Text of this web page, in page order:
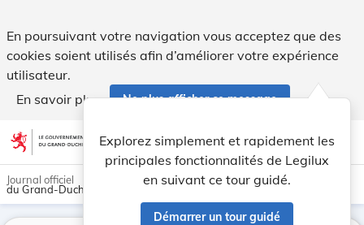
En poursuivant votre navigation vous acceptez que des
cookies soient utilisés afin d’améliorer votre expérience
utilisateur.
En savoir plus
Ne plus afficher ce message
Aller au contenu account_circle help Aide
Explorez simplement et rapidement les
principales fonctionnalités de Legilux
en suivant ce tour guidé.
Démarrer un tour guidé
light_mode dark_mode
Journal officiel
du Grand-Duché de Luxembourg